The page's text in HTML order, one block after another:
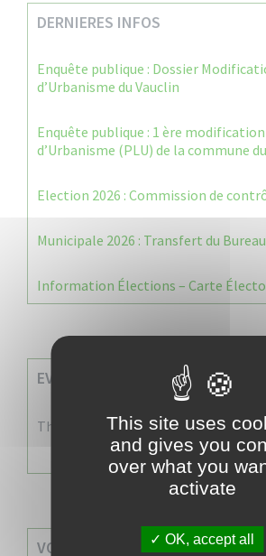
DERNIERES INFOS
Enquête publique : Dossier
d’Urbanisme du Vauclin
Enquête publique : 1 ère
d’Urbanisme (PLU) de la commune
Election 2026 : Commission de
Municipale 2026 : Transfert du
Information Élections – Carte
EVENEMENTS A VENIR
There are no events
VOS SERVICES MUNICIPAUX
This site uses
and gives you
over what you
activate
OK, accept all